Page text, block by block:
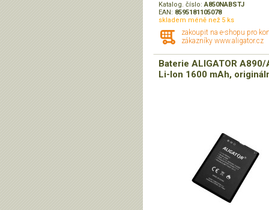
Katalog. číslo:A850NABSTJ
EAN: 8595181105078
skladem méně než 5 ks
zakoupit na e-shopu pro
zákazníky www.aligator.cz
Baterie ALIGATOR A890/
Li-Ion 1600 mAh,